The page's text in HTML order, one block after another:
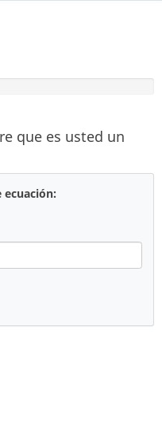
que es usted un